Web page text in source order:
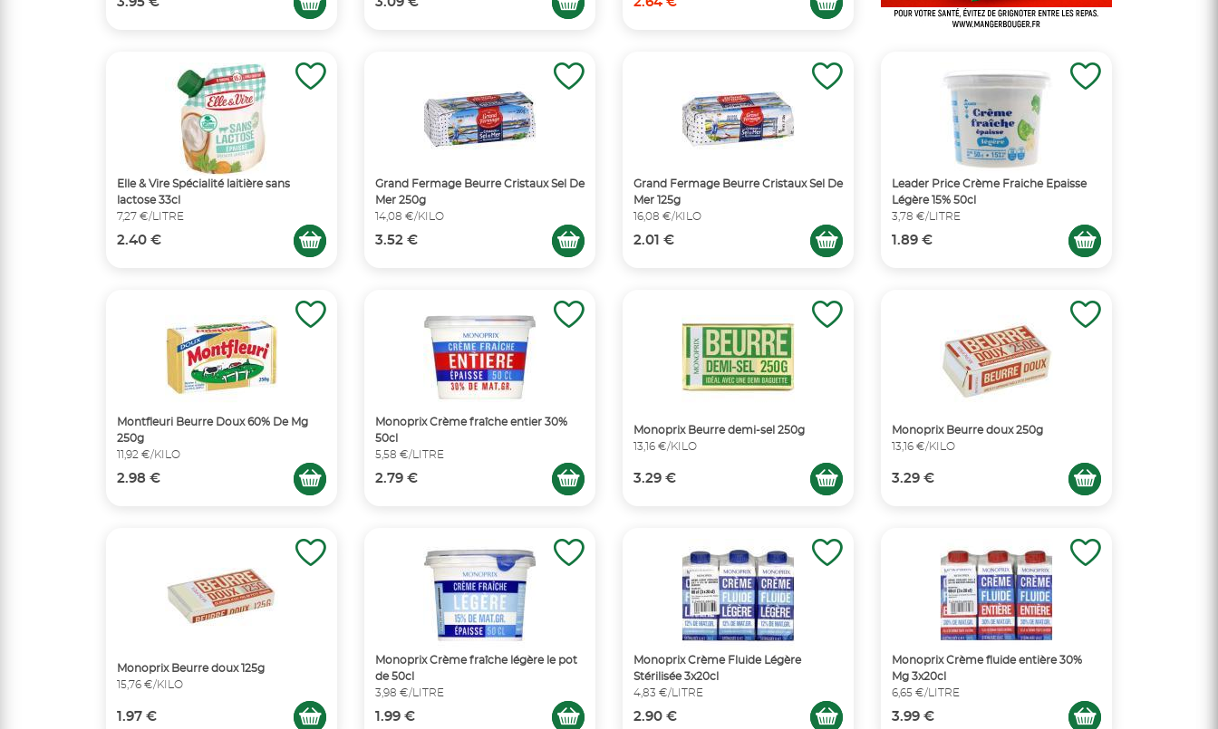
Elle & Vire Spécialité laitière sans
lactose 33cl
7,27 €/LITRE
2.40 €
Grand Fermage Beurre Cristaux Sel De
Mer 250g
14,08 €/KILO
3.52 €
Grand Fermage Beurre Cristaux Sel De
Mer 125g
16,08 €/KILO
2.01 €
Leader Price Crème Fraiche Epaisse
Légère 15% 50cl
3,78 €/LITRE
1.89 €
Montfleuri Beurre Doux 60% De Mg
250g
11,92 €/KILO
2.98 €
Monoprix Crème fraîche entier 30%
50cl
5,58 €/LITRE
2.79 €
Monoprix Beurre demi-sel 250g
13,16 €/KILO
3.29 €
Monoprix Beurre doux 250g
13,16 €/KILO
3.29 €
Monoprix Beurre doux 125g
15,76 €/KILO
1.97 €
Monoprix Crème fraîche légère le pot
de 50cl
3,98 €/LITRE
1.99 €
Monoprix Crème Fluide Légère
Stérilisée 3x20cl
4,83 €/LITRE
2.90 €
Monoprix Crème fluide entière 30%
Mg 3x20cl
6,65 €/LITRE
3.99 €